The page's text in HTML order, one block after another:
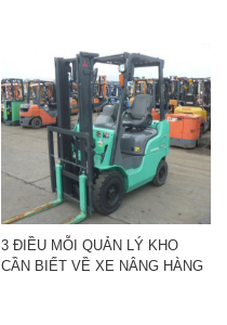
3 ĐIỀU MỖI QUẢN LÝ KHO
CẦN BIẾT VỀ XE NÂNG HÀNG